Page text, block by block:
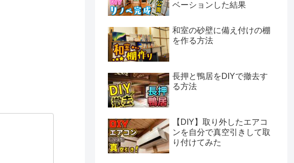
ベーションした結果
和室の砂壁に備え付けの棚
を作る方法
長押と鴨居をDIYで撤去す
る方法
【DIY】取り外したエアコ
ンを自分で真空引きして取
り付けてみた